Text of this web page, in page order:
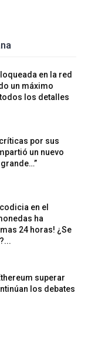
en la red
un máximo
los detalles
por sus
un nuevo
en el
ha
24 horas! ¿Se
superar
los debates